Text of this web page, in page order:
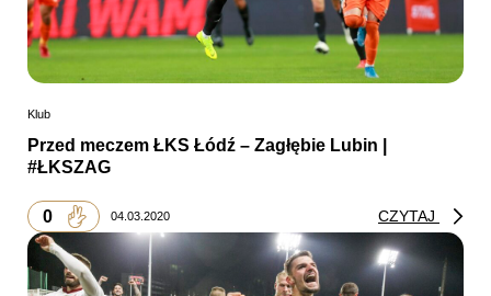
Klub
Przed meczem ŁKS Łódź – Zagłębie Lubin |
#ŁKSZAG
0 04.03.2020 CZYTAJ